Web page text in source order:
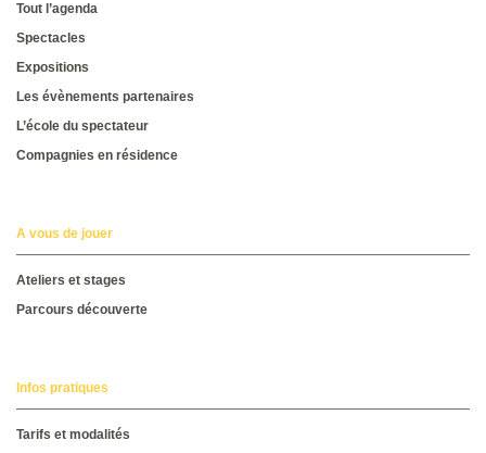
Tout l’agenda
Spectacles
Expositions
Les évènements partenaires
L’école du spectateur
Compagnies en résidence
A vous de jouer
Ateliers et stages
Parcours découverte
Infos pratiques
Tarifs et modalités